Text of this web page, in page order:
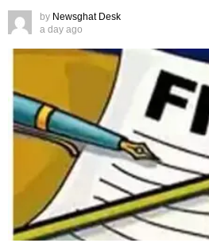
by Newsghat Desk
a day ago